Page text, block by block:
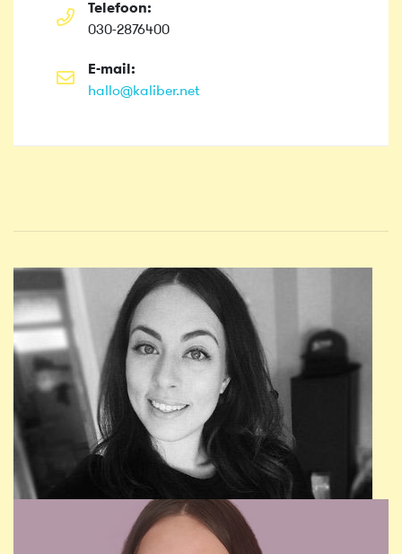
Telefoon:
030-2876400
E-mail:
hallo@kaliber.net